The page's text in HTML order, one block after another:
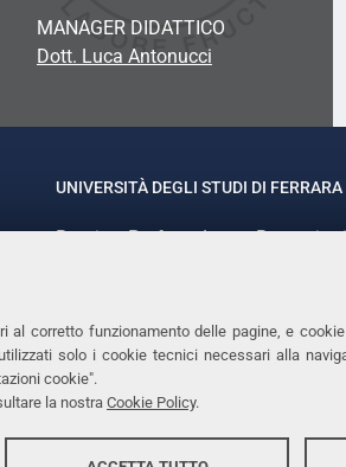
corretto funzionamento delle pagine, e
solo i cookie tecnici necessari alla
cookie".
la nostra Cookie Policy.
MANAGER DIDATTICO
Dott. Luca Antonucci
UNIVERSITÀ DEGLI STUDI DI FERRARA
Rettrice: Prof.ssa Laura Ramaciotti